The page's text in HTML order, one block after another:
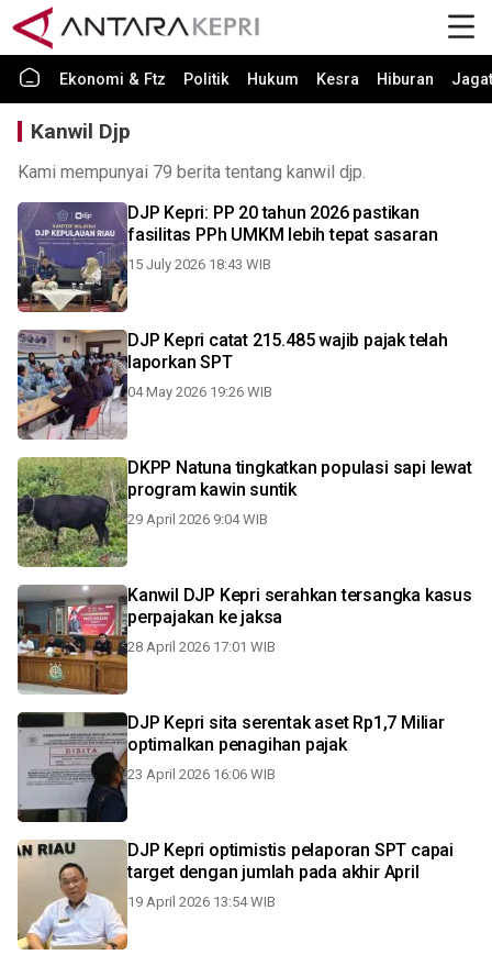
Ekonomi & Ftz Politik Hukum Kesra Hiburan Jagat
Kanwil Djp
Kami mempunyai 79 berita tentang kanwil djp.
DJP Kepri: PP 20 tahun 2026 pastikan
fasilitas PPh UMKM lebih tepat sasaran
15 July 2026 18:43 WIB
DJP Kepri catat 215.485 wajib pajak telah
laporkan SPT
04 May 2026 19:26 WIB
DKPP Natuna tingkatkan populasi sapi lewat
program kawin suntik
29 April 2026 9:04 WIB
Kanwil DJP Kepri serahkan tersangka kasus
perpajakan ke jaksa
28 April 2026 17:01 WIB
DJP Kepri sita serentak aset Rp1,7 Miliar
optimalkan penagihan pajak
23 April 2026 16:06 WIB
DJP Kepri optimistis pelaporan SPT capai
target dengan jumlah pada akhir April
19 April 2026 13:54 WIB